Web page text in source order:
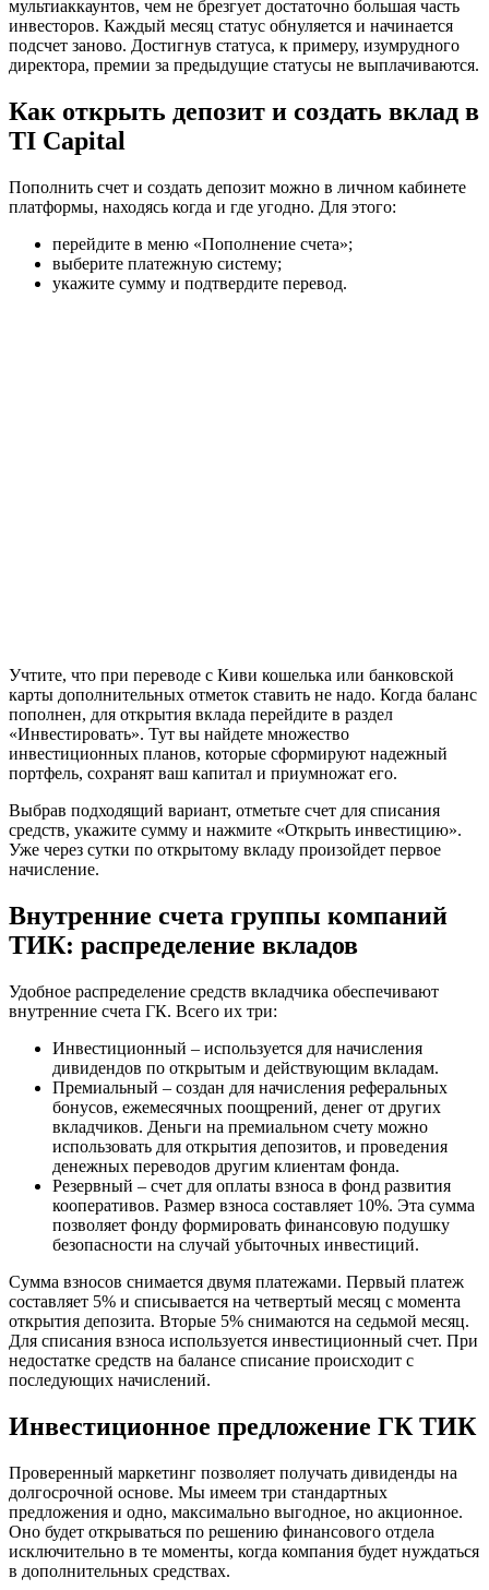
мультиаккаунтов, чем не брезгует достаточно большая часть
инвесторов. Каждый месяц статус обнуляется и начинается
подсчет заново. Достигнув статуса, к примеру, изумрудного
директора, премии за предыдущие статусы не выплачиваются.
Как открыть депозит и создать вклад в
TI Capital
Пополнить счет и создать депозит можно в личном кабинете
платформы, находясь когда и где угодно. Для этого:
перейдите в меню «Пополнение счета»;
выберите платежную систему;
укажите сумму и подтвердите перевод.
Учтите, что при переводе с Киви кошелька или банковской
карты дополнительных отметок ставить не надо. Когда баланс
пополнен, для открытия вклада перейдите в раздел
«Инвестировать». Тут вы найдете множество
инвестиционных планов, которые сформируют надежный
портфель, сохранят ваш капитал и приумножат его.
Выбрав подходящий вариант, отметьте счет для списания
средств, укажите сумму и нажмите «Открыть инвестицию».
Уже через сутки по открытому вкладу произойдет первое
начисление.
Внутренние счета группы компаний
ТИК: распределение вкладов
Удобное распределение средств вкладчика обеспечивают
внутренние счета ГК. Всего их три:
Инвестиционный – используется для начисления
дивидендов по открытым и действующим вкладам.
Премиальный – создан для начисления реферальных
бонусов, ежемесячных поощрений, денег от других
вкладчиков. Деньги на премиальном счету можно
использовать для открытия депозитов, и проведения
денежных переводов другим клиентам фонда.
Резервный – счет для оплаты взноса в фонд развития
кооперативов. Размер взноса составляет 10%. Эта сумма
позволяет фонду формировать финансовую подушку
безопасности на случай убыточных инвестиций.
Сумма взносов снимается двумя платежами. Первый платеж
составляет 5% и списывается на четвертый месяц с момента
открытия депозита. Вторые 5% снимаются на седьмой месяц.
Для списания взноса используется инвестиционный счет. При
недостатке средств на балансе списание происходит с
последующих начислений.
Инвестиционное предложение ГК ТИК
Проверенный маркетинг позволяет получать дивиденды на
долгосрочной основе. Мы имеем три стандартных
предложения и одно, максимально выгодное, но акционное.
Оно будет открываться по решению финансового отдела
исключительно в те моменты, когда компания будет нуждаться
в дополнительных средствах.